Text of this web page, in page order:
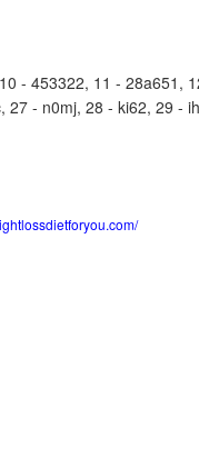
- 453322, 11 - 28a651,
- n0mj, 28 - ki62, 29 -